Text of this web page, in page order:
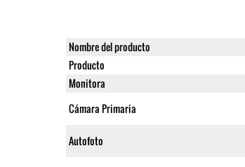
Nombre del producto
Producto
Monitora
Cámara Primaria
Autofoto